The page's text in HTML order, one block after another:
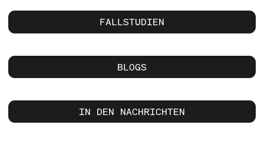
FALLSTUDIEN
BLOGS
IN DEN NACHRICHTEN